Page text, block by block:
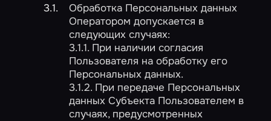
Обработка Персональных данных
Оператором допускается в
следующих случаях:
3.1.1. При наличии согласия
Пользователя на обработку его
Персональных данных.
3.1.2. При передаче Персональных
данных Субъекта Пользователем в
случаях, предусмотренных